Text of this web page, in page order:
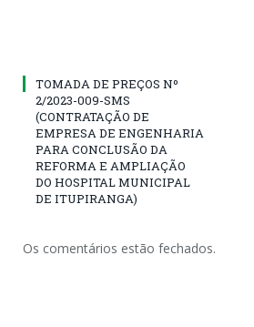
TOMADA DE PREÇOS Nº
2/2023-009-SMS
(CONTRATAÇÃO DE
EMPRESA DE ENGENHARIA
PARA CONCLUSÃO DA
REFORMA E AMPLIAÇÃO
DO HOSPITAL MUNICIPAL
DE ITUPIRANGA)
Os comentários estão fechados.